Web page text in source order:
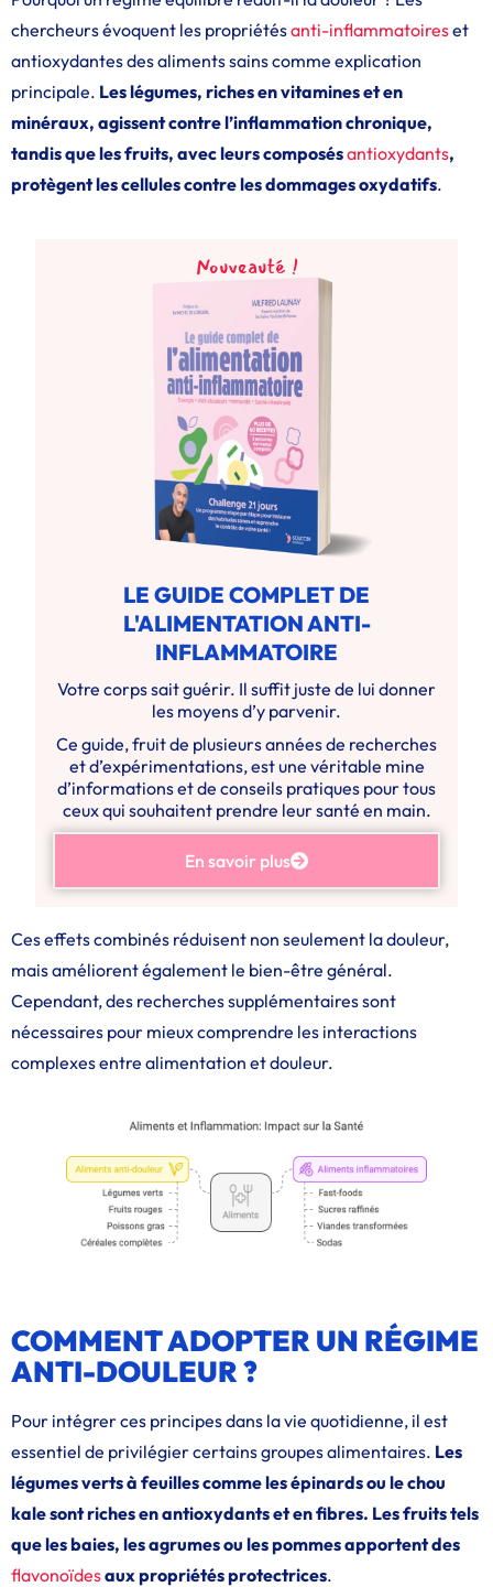
chercheurs évoquent les propriétésanti-inflammatoireset
antioxydantes des aliments sains comme explication
principale. Les légumes, riches en vitamines et en
minéraux, agissent contre l’inflammation chronique,
tandis que les fruits, avec leurs composésantioxydants,
protègent les cellules contre les dommages oxydatifs.
Nouveauté !
LE GUIDE COMPLET DE
L'ALIMENTATION ANTI-
INFLAMMATOIRE
Votre corps sait guérir. Il suffit juste de lui donner
les moyens d’y parvenir.
Ce guide, fruit de plusieurs années de recherches
et d’expérimentations, est une véritable mine
d’informations et de conseils pratiques pour tous
ceux qui souhaitent prendre leur santé en main.
En savoir plus
Ces effets combinés réduisent non seulement la douleur,
mais améliorent également le bien-être général.
Cependant, des recherches supplémentaires sont
nécessaires pour mieux comprendre les interactions
complexes entre alimentation et douleur.
COMMENT ADOPTER UN RÉGIME
ANTI-DOULEUR ?
Pour intégrer ces principes dans la vie quotidienne, il est
essentiel de privilégier certains groupes alimentaires. Les
légumes verts à feuilles comme les épinards ou le chou
kale sont riches en antioxydants et en fibres. Les fruits tels
que les baies, les agrumes ou les pommes apportent des
flavonoïdesaux propriétés protectrices.